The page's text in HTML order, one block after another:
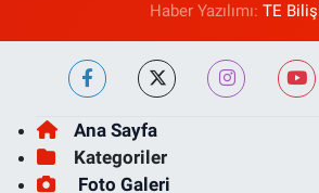
Haber Yazılımı: TE
Ana Sayfa
Kategoriler
Foto Galeri